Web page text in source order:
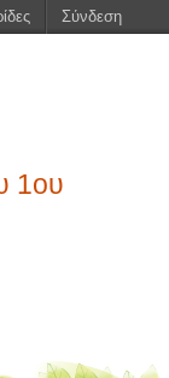
1ου
Σύνδεση